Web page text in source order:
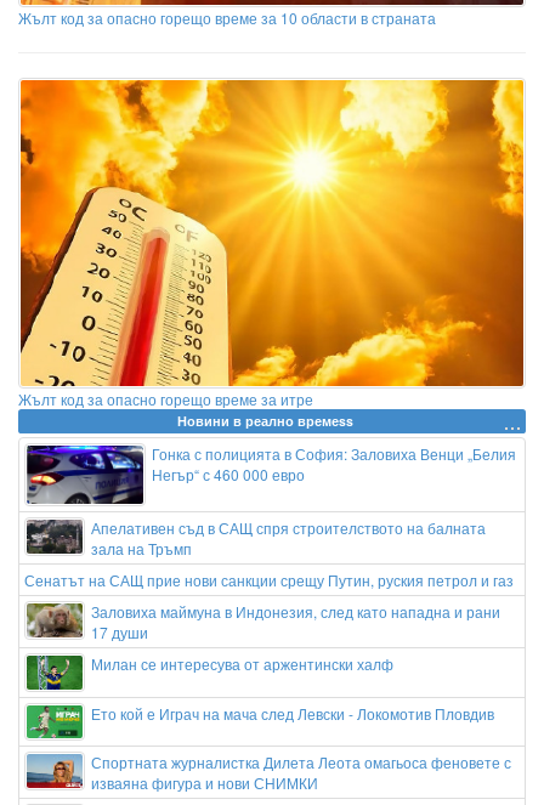
Жълт код за опасно горещо време за 10 области в страната
Жълт код за опасно горещо време за итре
Новини в реално времеss
Гонка с полицията в София: Заловиха Венци „Белия
Негър“ с 460 000 евро
Апелативен съд в САЩ спря строителството на балната
зала на Тръмп
Сенатът на САЩ прие нови санкции срещу Путин, руския петрол и газ
Заловиха маймуна в Индонезия, след като нападна и рани
17 души
Милан се интересува от аржентински халф
Ето кой е Играч на мача след Левски - Локомотив Пловдив
Спортната журналистка Дилета Леота омагьоса феновете с
изваяна фигура и нови СНИМКИ